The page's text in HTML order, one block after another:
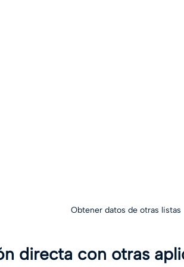
Obtener datos de otras listas
directa con otras